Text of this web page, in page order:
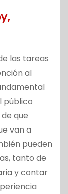
las tareas
al
público
que
van a
pueden
tanto de
y contar